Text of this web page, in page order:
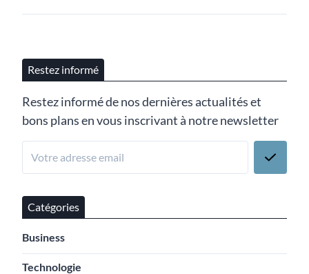
Restez informé
Restez informé de nos dernières actualités et
bons plans en vous inscrivant à notre newsletter
Catégories
Business
Technologie